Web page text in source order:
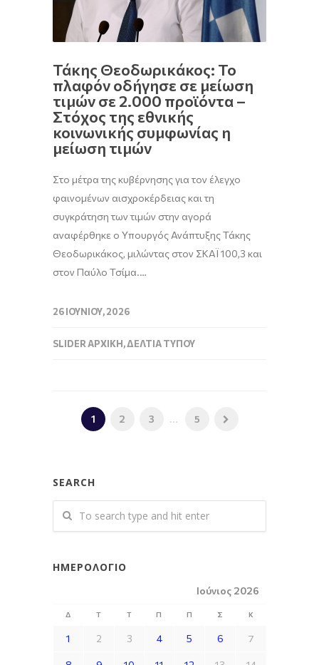
Τάκης Θεοδωρικάκος: Το
πλαφόν οδήγησε σε μείωση
τιμών σε 2.000 προϊόντα –
Στόχος της εθνικής
κοινωνικής συμφωνίας η
μείωση τιμών
Στο μέτρα της κυβέρνησης για τον έλεγχο
φαινομένων αισχροκέρδειας και τη
συγκράτηση των τιμών στην αγορά
αναφέρθηκε ο Υπουργός Ανάπτυξης Τάκης
Θεοδωρικάκος, μιλώντας στον ΣΚΑΪ 100,3 και
στον Παύλο Τσίμα.…
26 ΙΟΥΝΊΟΥ, 2026
SLIDER ΑΡΧΙΚΉ,ΔΕΛΤΊΑ ΤΎΠΟΥ
1 2 3 ... 5
SEARCH
ΗΜΕΡΟΛΌΓΙΟ
Ιούνιος 2026
Δ Τ Τ Π Π Σ Κ
1 2 3 4 5 6 7